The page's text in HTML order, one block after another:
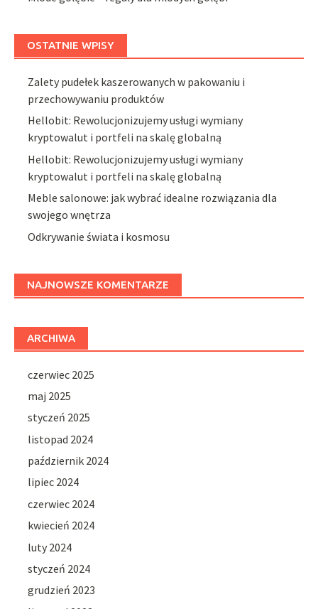
OSTATNIE WPISY
Zalety pudełek kaszerowanych w pakowaniu i
przechowywaniu produktów
Hellobit: Rewolucjonizujemy usługi wymiany
kryptowalut i portfeli na skalę globalną
Hellobit: Rewolucjonizujemy usługi wymiany
kryptowalut i portfeli na skalę globalną
Meble salonowe: jak wybrać idealne rozwiązania dla
swojego wnętrza
Odkrywanie świata i kosmosu
NAJNOWSZE KOMENTARZE
ARCHIWA
czerwiec 2025
maj 2025
styczeń 2025
listopad 2024
październik 2024
lipiec 2024
czerwiec 2024
kwiecień 2024
luty 2024
styczeń 2024
grudzień 2023